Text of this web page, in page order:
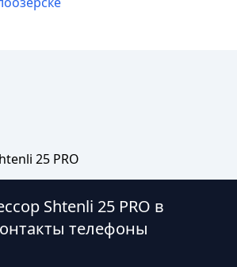
25 PRO
Shtenli 25 PRO в
телефоны